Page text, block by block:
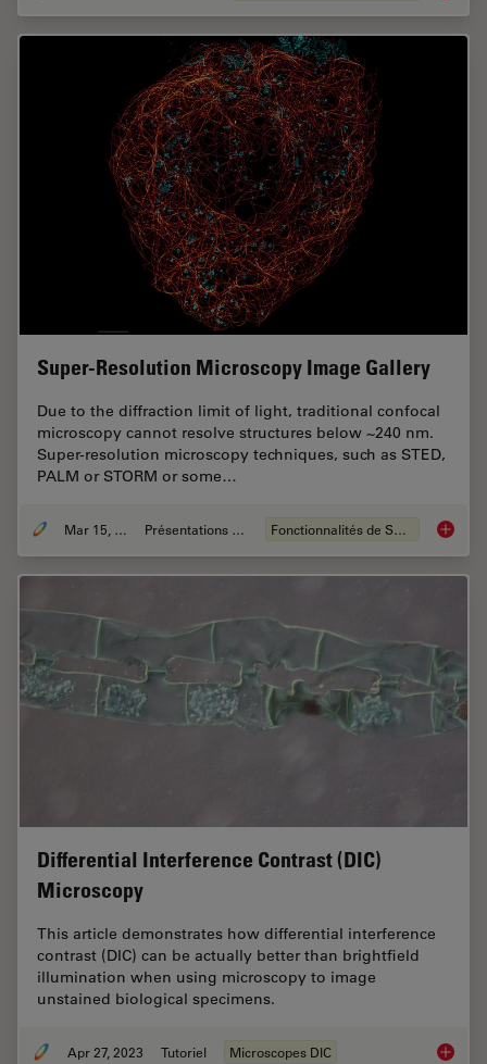
Super-Resolution Microscopy Image Gallery
Due to the diffraction limit of light, traditional confocal
microscopy cannot resolve structures below ~240 nm.
Super-resolution microscopy techniques, such as STED,
PALM or STORM or some…
Mar 15, 2024 Présentations du CSF Fonctionnalités de STELLARIS Super-
Differential Interference Contrast (DIC)
Microscopy
This article demonstrates how differential interference
contrast (DIC) can be actually better than brightfield
illumination when using microscopy to image
unstained biological specimens.
Apr 27, 2023 Tutoriel Microscopes DIC